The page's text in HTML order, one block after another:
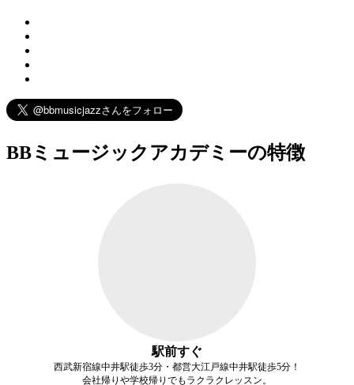
BBミュージックアカデミーの特徴
駅前すぐ
西武新宿線中井駅徒歩3分・都営大江戸線中井駅徒歩5分！
会社帰りや学校帰りでもラクラクレッスン。